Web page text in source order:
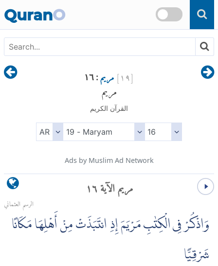
Skip to main content
QuranO
[١٩]مريم : ١٦ مريم
القرآن الكريم
Ads by Muslim Ad Network
مريم الآية ١٦
الرسم العثماني
وَاذْكُرْ فِى الْكِتٰبِ مَرْيَمَ إِذِ انتَبَذَتْ مِنْ أَهْلِهَا مَكَانًا
شَرْقِيًّا